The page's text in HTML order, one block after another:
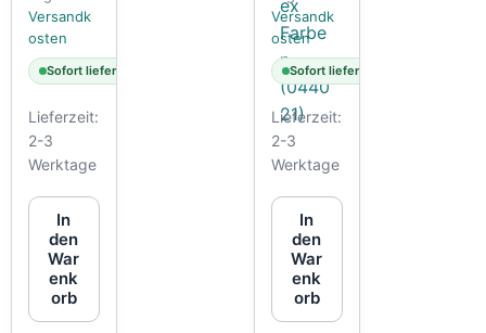
Versandk
osten
Sofort lieferbar
Lieferzeit:
2-3
Werktage
In
den
War
enk
orb
Farben
(044021)
Versandk
osten
Sofort lieferbar
Lieferzeit:
2-3
Werktage
In
den
War
enk
orb